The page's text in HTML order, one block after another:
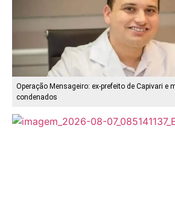
Operação Mensageiro: ex-prefeito de Capivari e
condenados